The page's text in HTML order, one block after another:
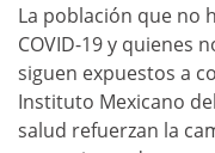
La población que no
COVID-19 y quienes
siguen expuestos a
Instituto Mexicano
salud refuerzan la